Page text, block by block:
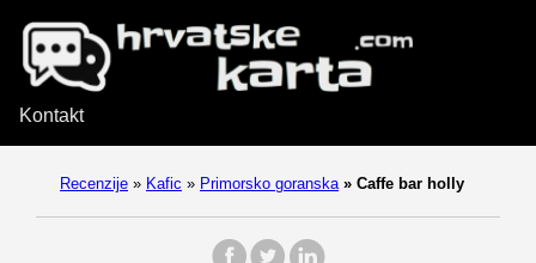
Kontakt
Recenzije » Kafic » Primorsko goranska » Caffe bar holly